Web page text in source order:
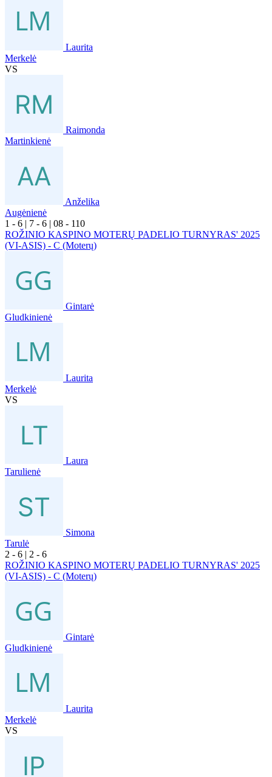
Laurita
Merkelė
VS
Raimonda
Martinkienė
Anželika
Augėnienė
1 - 6 | 7 - 6 | 08 - 110
ROŽINIO KASPINO MOTERŲ PADELIO TURNYRAS' 2025
(VI-ASIS) - C (Moterų)
Gintarė
Gludkinienė
Laurita
Merkelė
VS
Laura
Tarulienė
Simona
Tarulė
2 - 6 | 2 - 6
ROŽINIO KASPINO MOTERŲ PADELIO TURNYRAS' 2025
(VI-ASIS) - C (Moterų)
Gintarė
Gludkinienė
Laurita
Merkelė
VS